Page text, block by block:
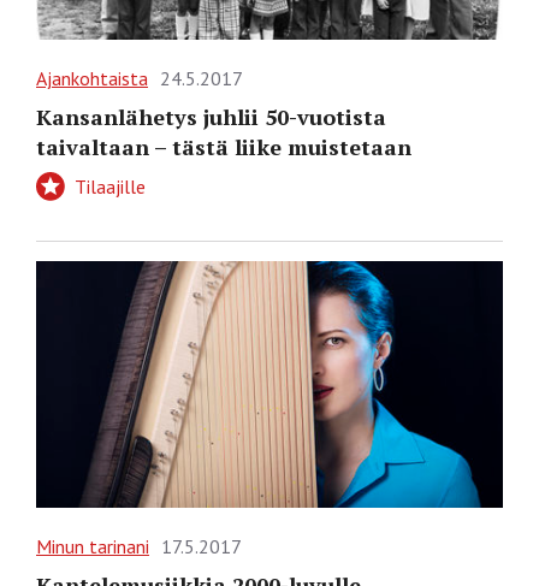
Ajankohtaista 24.5.2017
Kansanlähetys juhlii 50-vuotista
taivaltaan – tästä liike muistetaan
Tilaajille
Minun tarinani 17.5.2017